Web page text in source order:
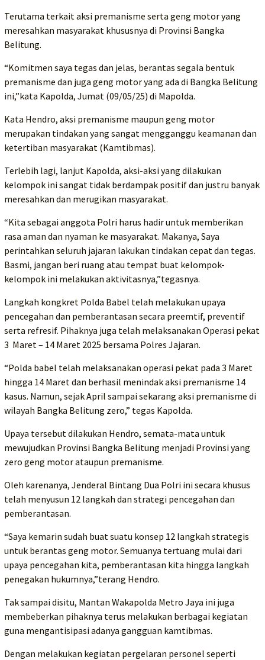
Terutama terkait aksi premanisme serta geng motor yang
meresahkan masyarakat khususnya di Provinsi Bangka
Belitung.
“Komitmen saya tegas dan jelas, berantas segala bentuk
premanisme dan juga geng motor yang ada di Bangka Belitung
ini,”kata Kapolda, Jumat (09/05/25) di Mapolda.
Kata Hendro, aksi premanisme maupun geng motor
merupakan tindakan yang sangat mengganggu keamanan dan
ketertiban masyarakat (Kamtibmas).
Terlebih lagi, lanjut Kapolda, aksi-aksi yang dilakukan
kelompok ini sangat tidak berdampak positif dan justru banyak
meresahkan dan merugikan masyarakat.
“Kita sebagai anggota Polri harus hadir untuk memberikan
rasa aman dan nyaman ke masyarakat. Makanya, Saya
perintahkan seluruh jajaran lakukan tindakan cepat dan tegas.
Basmi, jangan beri ruang atau tempat buat kelompok-
kelompok ini melakukan aktivitasnya,”tegasnya.
Langkah kongkret Polda Babel telah melakukan upaya
pencegahan dan pemberantasan secara preemtif, preventif
serta refresif. Pihaknya juga telah melaksanakan Operasi pekat
3 Maret – 14 Maret 2025 bersama Polres Jajaran.
“Polda babel telah melaksanakan operasi pekat pada 3 Maret
hingga 14 Maret dan berhasil menindak aksi premanisme 14
kasus. Namun, sejak April sampai sekarang aksi premanisme di
wilayah Bangka Belitung zero,” tegas Kapolda.
Upaya tersebut dilakukan Hendro, semata-mata untuk
mewujudkan Provinsi Bangka Belitung menjadi Provinsi yang
zero geng motor ataupun premanisme.
Oleh karenanya, Jenderal Bintang Dua Polri ini secara khusus
telah menyusun 12 langkah dan strategi pencegahan dan
pemberantasan.
“Saya kemarin sudah buat suatu konsep 12 langkah strategis
untuk berantas geng motor. Semuanya tertuang mulai dari
upaya pencegahan kita, pemberantasan kita hingga langkah
penegakan hukumnya,”terang Hendro.
Tak sampai disitu, Mantan Wakapolda Metro Jaya ini juga
membeberkan pihaknya terus melakukan berbagai kegiatan
guna mengantisipasi adanya gangguan kamtibmas.
Dengan melakukan kegiatan pergelaran personel seperti